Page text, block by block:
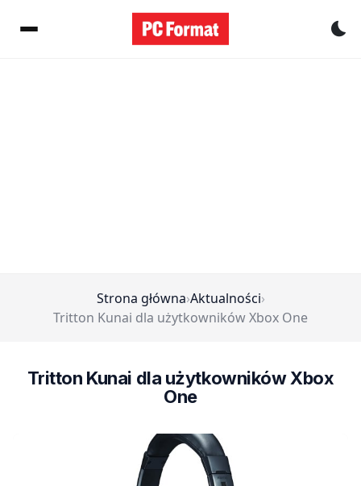
Strona główna›Aktualności›
Tritton Kunai dla użytkowników Xbox One
Tritton Kunai dla użytkowników Xbox
One